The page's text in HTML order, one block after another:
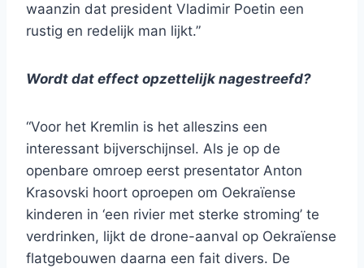
waanzin dat president Vladimir Poetin een
rustig en redelijk man lijkt.”
Wordt dat effect opzettelijk nagestreefd?
“Voor het Kremlin is het alleszins een
interessant bijverschijnsel. Als je op de
openbare omroep eerst presentator Anton
Krasovski hoort oproepen om Oekraïense
kinderen in ‘een rivier met sterke stroming’ te
verdrinken, lijkt de drone-aanval op Oekraïense
flatgebouwen daarna een fait divers. De